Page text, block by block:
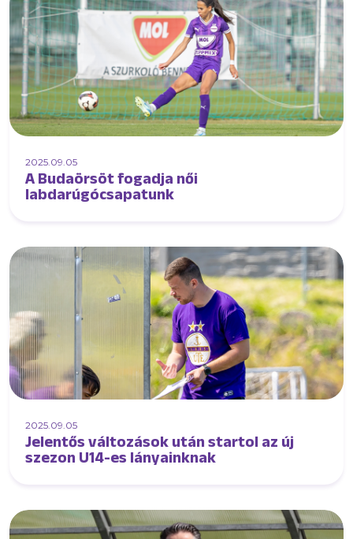
2025.09.05
A Budaörsöt fogadja női
labdarúgócsapatunk
2025.09.05
Jelentős változások után startol az új
szezon U14-es lányainknak